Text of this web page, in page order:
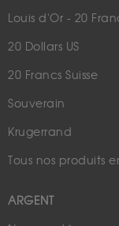
Louis d'Or - 20
20 Dollars US
20 Francs Suisse
Souverain
Krugerrand
Tous nos produits
ARGENT